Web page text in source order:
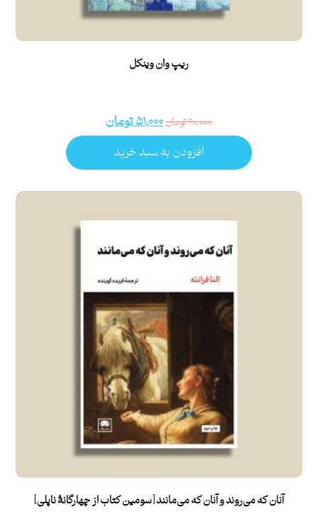
ریپ وان وینکل
۶۰,۰۰۰تومان۵۱,۰۰۰تومان
افزودن به سبد خرید
آنان که می‌روند و آنان که می‌مانند [سومین کتاب از چهارگانۀ ناپلی]